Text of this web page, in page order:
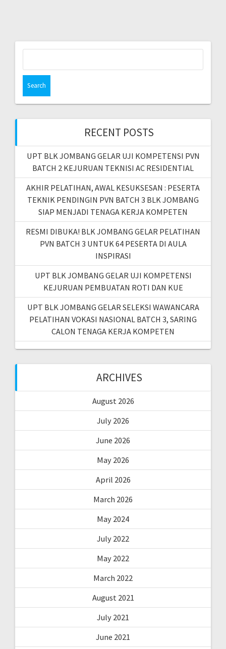
RECENT POSTS
UPT BLK JOMBANG GELAR UJI KOMPETENSI PVN
BATCH 2 KEJURUAN TEKNISI AC RESIDENTIAL
AKHIR PELATIHAN, AWAL KESUKSESAN : PESERTA
TEKNIK PENDINGIN PVN BATCH 3 BLK JOMBANG
SIAP MENJADI TENAGA KERJA KOMPETEN
RESMI DIBUKA! BLK JOMBANG GELAR PELATIHAN
PVN BATCH 3 UNTUK 64 PESERTA DI AULA
INSPIRASI
UPT BLK JOMBANG GELAR UJI KOMPETENSI
KEJURUAN PEMBUATAN ROTI DAN KUE
UPT BLK JOMBANG GELAR SELEKSI WAWANCARA
PELATIHAN VOKASI NASIONAL BATCH 3, SARING
CALON TENAGA KERJA KOMPETEN
ARCHIVES
August 2026
July 2026
June 2026
May 2026
April 2026
March 2026
May 2024
July 2022
May 2022
March 2022
August 2021
July 2021
June 2021